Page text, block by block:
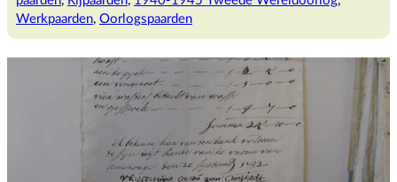
in
Werkpaarden, Oorlogspaarden